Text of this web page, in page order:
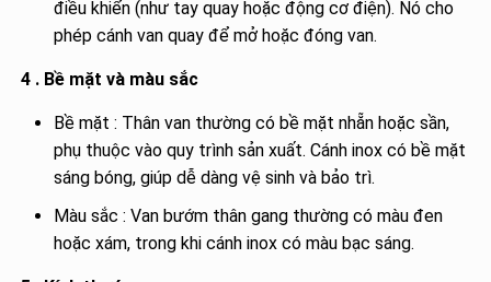
điều khiển (như tay quay hoặc động cơ điện). Nó cho
phép cánh van quay để mở hoặc đóng van.
4 . Bề mặt và màu sắc
Bề mặt : Thân van thường có bề mặt nhẵn hoặc sần,
phụ thuộc vào quy trình sản xuất. Cánh inox có bề mặt
sáng bóng, giúp dễ dàng vệ sinh và bảo trì.
Màu sắc : Van bướm thân gang thường có màu đen
hoặc xám, trong khi cánh inox có màu bạc sáng.